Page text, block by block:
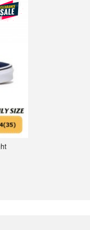
người dùng đối với